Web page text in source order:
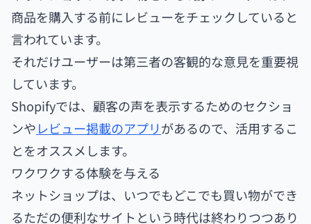
商品を購入する前にレビューをチェックしていると
言われています。
それだけユーザーは第三者の客観的な意見を重要視
しています。
Shopifyでは、顧客の声を表示するためのセクショ
ンやレビュー掲載のアプリがあるので、活用するこ
とをオススメします。
ワクワクする体験を与える
ネットショップは、いつでもどこでも買い物ができ
るただの便利なサイトという時代は終わりつつあり